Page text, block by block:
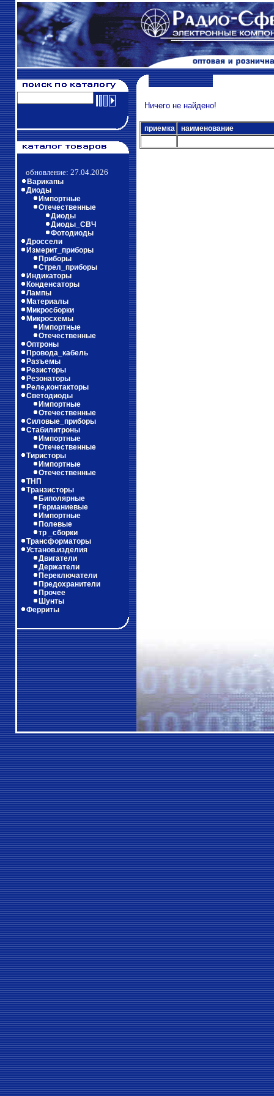
обновление: 27.04.2026
Варикапы
Диоды
Импортные
Отечественные
Диоды
Диоды_СВЧ
Фотодиоды
Дроссели
Измерит_приборы
Приборы
Стрел_приборы
Индикаторы
Конденсаторы
Лампы
Материалы
Микросборки
Микросхемы
Импортные
Отечественные
Оптроны
Провода_кабель
Разъемы
Резисторы
Резонаторы
Реле,контакторы
Светодиоды
Импортные
Отечественные
Силовые_приборы
Стабилитроны
Импортные
Отечественные
Тиристоры
Импортные
Отечественные
ТНП
Транзисторы
Биполярные
Германиевые
Импортные
Полевые
тр _сборки
Трансформаторы
Установ.изделия
Двигатели
Держатели
Переключатели
Предохранители
Прочее
Шунты
Ферриты
Ничего не найдено!
приемка наименование